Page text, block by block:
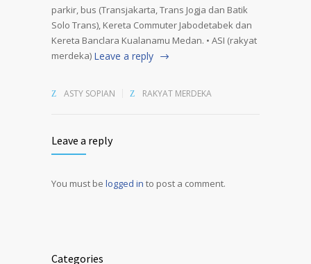
parkir, bus (Transjakarta, Trans Jogja dan Batik
Solo Trans), Kereta Commuter Jabodetabek dan
Kereta Banclara Kualanamu Medan. • ASI (rakyat
merdeka) Leave a reply
ASTY SOPIAN RAKYAT MERDEKA
Leave a reply
You must be logged in to post a comment.
Categories